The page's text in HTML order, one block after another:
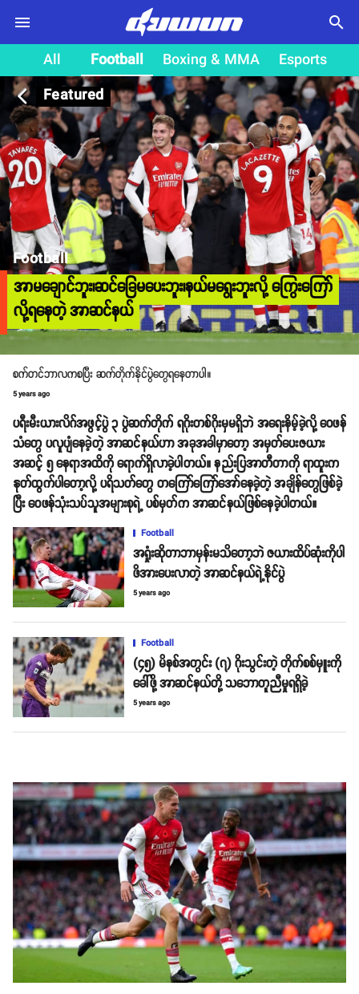
search
All Football Boxing & MMA
Esports
Featured
arrow_back_ios
Football
အာမချောင်ဘူး၊ဆင်ခြေမပေးဘူး၊နယ်မရွေးဘူးလို့ ကြွေးကြော်
လို့ရနေတဲ့ အာဆင်နယ်
စက်တင်ဘာလကစပြီး ဆက်တိုက်နိုင်ပွဲတွေရနေတာပါ။
5 years ago
ပရီးမီးယားလိဂ်အဖွင့်ပွဲ ၃ ပွဲဆက်တိုက် ရဂိုးတစ်ဂိုးမှမရှိဘဲ အရေးနိမ့်ခဲ့လို့ ဝေဖန်
သံတွေ ပလူပျံနေခဲ့တဲ့ အာဆင်နယ်ဟာ အခုအခါမှာတော့ အမှတ်ပေးဇယား
အဆင့် ၅ နေရာအထိကို ရောက်ရှိလာခဲ့ပါတယ်။ နည်းပြအာတီတာကို ရာထူးက
နုတ်ထွက်ပါတော့လို့ ပရိသတ်တွေ တကြော်ကြော်အော်နေခဲ့တဲ့ အချိန်တွေဖြစ်ခဲ့
ပြီး ဝေဖန်သုံးသပ်သူအများစုရဲ့ ပစ်မှတ်က အာဆင်နယ်ဖြစ်နေခဲ့ပါတယ်။
Football
အရှုံးဆိုတာဘာမှန်းမသိတော့ဘဲ ဇယားထိပ်ဆုံးကိုပါ
ဖိအားပေးလာတဲ့ အာဆင်နယ်ရဲ့နိုင်ပွဲ
5 years ago
Football
(၄၅) မိနစ်အတွင်း (၇) ဂိုးသွင်းတဲ့ တိုက်စစ်မှူးကို
ခေါ်ဖို့ အာဆင်နယ်တို့ သဘောတူညီမှုရရှိခဲ့
5 years ago